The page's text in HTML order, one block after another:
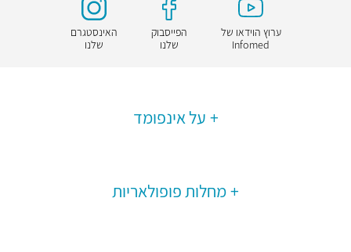
ערוץ הוידאו של
Infomed
הפייסבוק
שלנו
האינסטגרם
שלנו
על אינפומד
מחלות פופולאריות